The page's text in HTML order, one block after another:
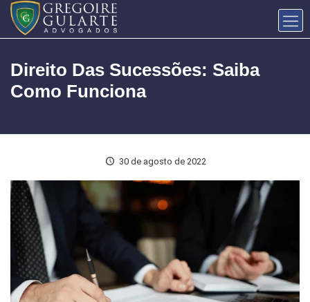
Direito Das Sucessões: Saiba
Como Funciona
30 de agosto de 2022